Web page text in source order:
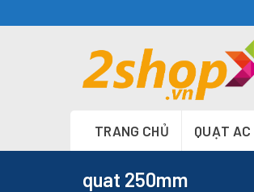
to
TRANG CHỦ QUẠT AC
quat 250mm